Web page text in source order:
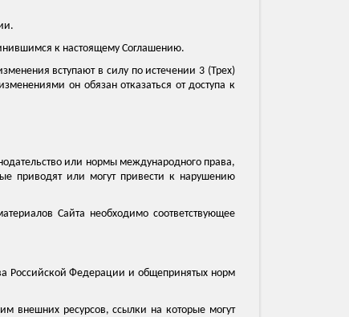
к настоящему Соглашению.
вступают в силу по истечении 3 (Трех)
он обязан отказаться от доступа к
или нормы международного права,
приводят или могут привести к нарушению
Сайта необходимо соответствующее
Российской Федерации и общепринятых норм
внешних ресурсов, ссылки на которые могут